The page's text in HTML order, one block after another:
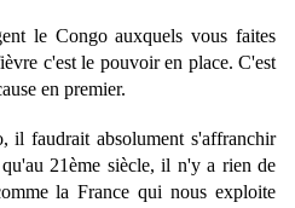
le Congo auxquels vous faites
c'est le pouvoir en place. C'est
en premier.
il faudrait absolument s'affranchir
21ème siècle, il n'y a rien de
la France qui nous exploite